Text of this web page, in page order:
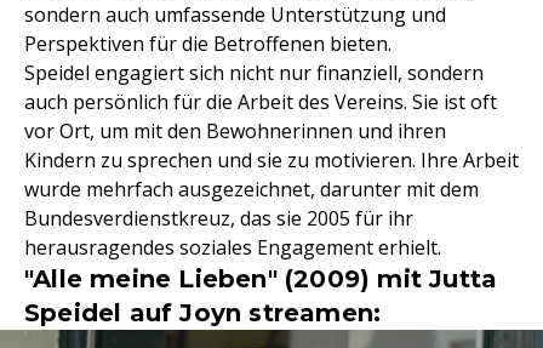
sondern auch umfassende Unterstützung und
Perspektiven für die Betroffenen bieten.
Speidel engagiert sich nicht nur finanziell, sondern
auch persönlich für die Arbeit des Vereins. Sie ist oft
vor Ort, um mit den Bewohnerinnen und ihren
Kindern zu sprechen und sie zu motivieren. Ihre Arbeit
wurde mehrfach ausgezeichnet, darunter mit dem
Bundesverdienstkreuz, das sie 2005 für ihr
herausragendes soziales Engagement erhielt.
"Alle meine Lieben" (2009) mit Jutta
Speidel auf Joyn streamen: